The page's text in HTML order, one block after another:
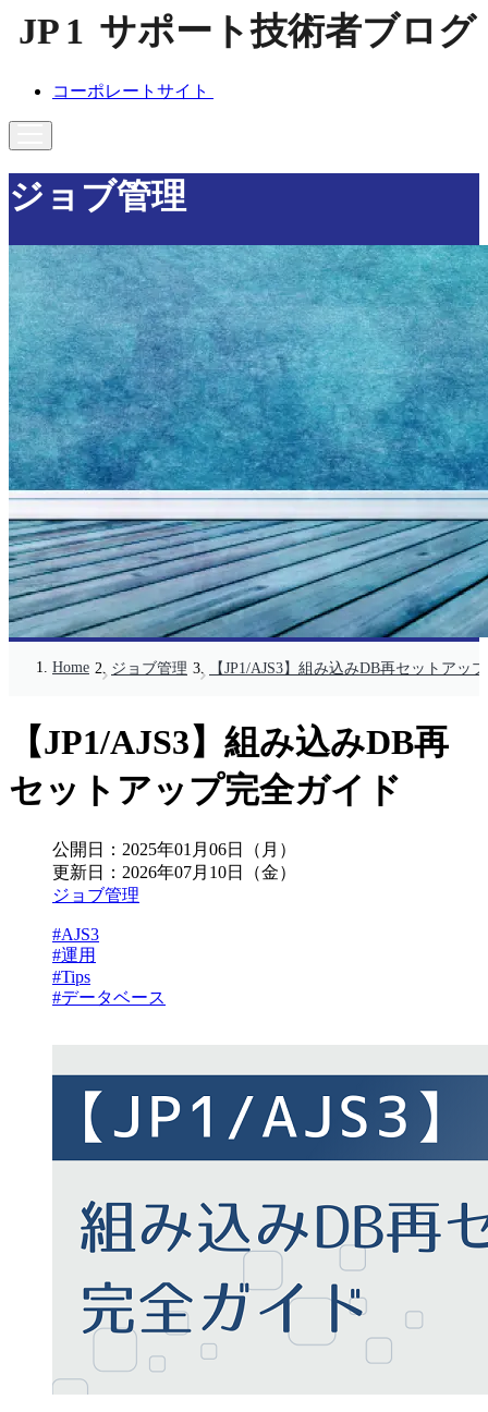
コーポレートサイト
ジョブ管理
Home ジョブ管理 【JP1/AJS3】組み込みDB再セットアッ
【JP1/AJS3】組み込みDB再
セットアップ完全ガイド
公開日： 2025年01月06日（月）
更新日： 2026年07月10日（金）
ジョブ管理
#AJS3
#運用
#Tips
#データベース